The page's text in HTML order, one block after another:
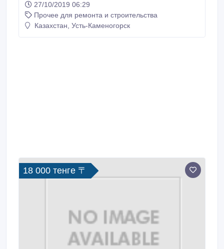
деятельности компании. ТОО GeOMasters Team —
профессиональная компания,
специализирующаяся на поставке геоматериалов
27/10/2019 06:29
Прочее для ремонта и строительства
Казахстан, Усть-Каменогорск
18 000 тенге 〒